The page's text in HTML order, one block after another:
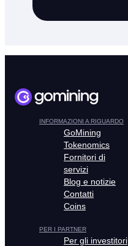
INFORMAZIONI A RIGUARDO
GoMining
Tokenomics
Fornitori di
servizi
Blog e notizie
Contatti
Coins
PER I PARTNER
Per gli investitori